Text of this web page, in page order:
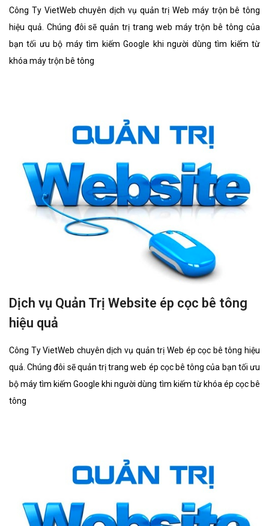
Công Ty VietWeb chuyên dịch vụ quản trị Web máy trộn bê tông
hiệu quả. Chúng đôi sẽ quản trị trang web máy trộn bê tông của
bạn tối ưu bộ máy tìm kiếm Google khi người dùng tìm kiếm từ
khóa máy trộn bê tông
Dịch vụ Quản Trị Website ép cọc bê tông
hiệu quả
Công Ty VietWeb chuyên dịch vụ quản trị Web ép cọc bê tông hiệu
quả. Chúng đôi sẽ quản trị trang web ép cọc bê tông của bạn tối ưu
bộ máy tìm kiếm Google khi người dùng tìm kiếm từ khóa ép cọc bê
tông